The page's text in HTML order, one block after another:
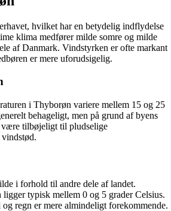
hvilket har en betydelig indflydelse
klima medfører milde somre og milde
af Danmark. Vindstyrken er ofte markant
er mere uforudsigelig.
i Thyborøn variere mellem 15 og 25
behageligt, men på grund af byens
være tilbøjeligt til pludselige
i forhold til andre dele af landet.
ligger typisk mellem 0 og 5 grader Celsius.
regn er mere almindeligt forekommende.